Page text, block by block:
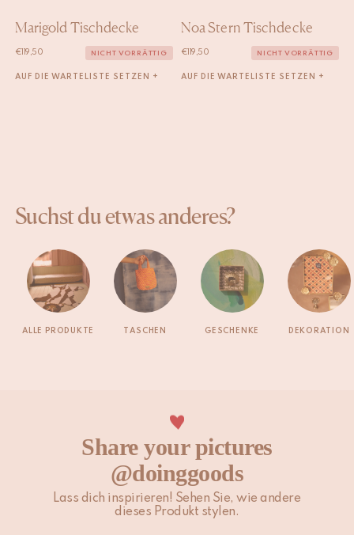
Marigold Tischdecke
€ 119,50 NICHT VORRÄTTIG
AUF DIE WARTELISTE SETZEN +
Noa Stern Tischdecke
€ 119,50 NICHT VORRÄTTIG
AUF DIE WARTELISTE SETZEN +
Suchst du etwas anderes?
ALLE PRODUKTE TASCHEN GESCHENKE DEKORATION
Share your pictures
@doinggoods
Lass dich inspirieren! Sehen Sie, wie andere
dieses Produkt stylen.